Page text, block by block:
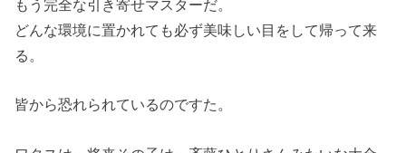
もう完全な引き寄せマスターだ。
どんな環境に置かれても必ず美味しい目をして帰って来
る。
皆から恐れられているのですた。